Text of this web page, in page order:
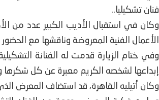
فنان تشكيليا..
وكان في استقبال الأديب الكبير عدد من
الأعمال الفنية المعروضة وناقشها مع
وفي ختام الزيارة قدمت له الفنانة
إبداعها لشخصه الكريم معبرة عن كل شكرها
وكان أتيليه القاهرة، قد استضاف المعرض الذي